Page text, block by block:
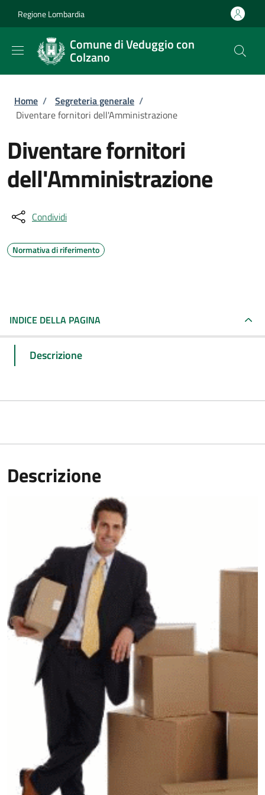
Regione Lombardia
Comune di Veduggio con
Colzano
Briciole di pane
Home / Segreteria generale /
Diventare fornitori dell'Amministrazione
Diventare fornitori
dell'Amministrazione
Condividi
Normativa di riferimento
INDICE DELLA PAGINA
Descrizione
Descrizione